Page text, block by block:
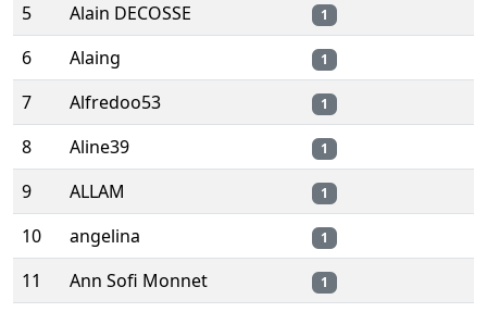
5 Alain DECOSSE 1
6 Alaing 1
7 Alfredoo53 1
8 Aline39 1
9 ALLAM 1
10 angelina 1
11 Ann Sofi Monnet 1